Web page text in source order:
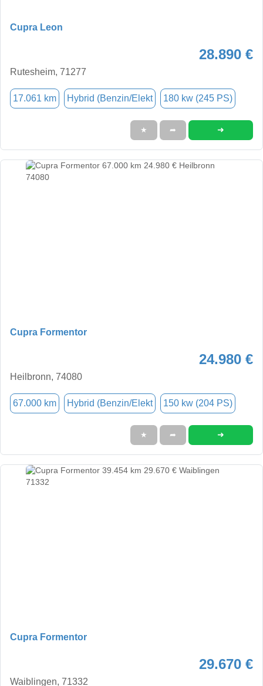
Cupra Leon
28.890 €
Rutesheim, 71277
17.061 km Hybrid (Benzin/Elekt 180 kw (245 PS)
★ ➦ ➜
Cupra Formentor
24.980 €
Heilbronn, 74080
67.000 km Hybrid (Benzin/Elekt 150 kw (204 PS)
★ ➦ ➜
Cupra Formentor
29.670 €
Waiblingen, 71332